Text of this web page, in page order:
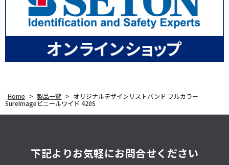
Home > 製品一覧 > オリジナルデザインリストバンド フルカラー
SureImageビニールワイド 420S
下記よりお気軽にお問合せください